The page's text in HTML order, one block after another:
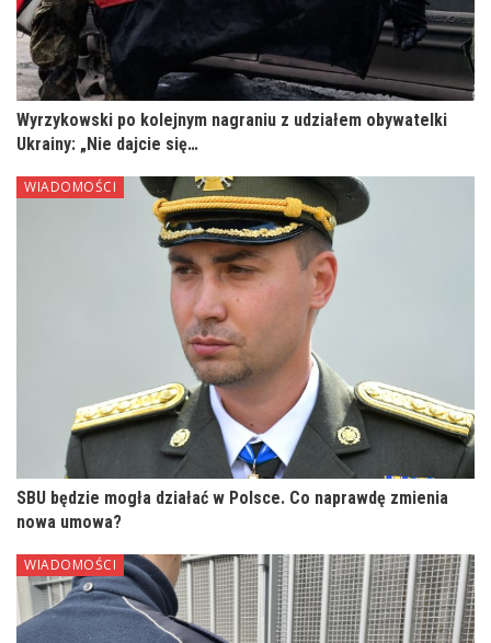
Wyrzykowski po kolejnym nagraniu z udziałem obywatelki
Ukrainy: „Nie dajcie się…
WIADOMOŚCI
SBU będzie mogła działać w Polsce. Co naprawdę zmienia
nowa umowa?
WIADOMOŚCI